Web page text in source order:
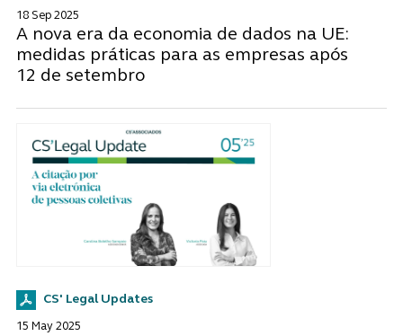
18 Sep 2025
A nova era da economia de dados na UE:
medidas práticas para as empresas após
12 de setembro
CS' Legal Updates
15 May 2025